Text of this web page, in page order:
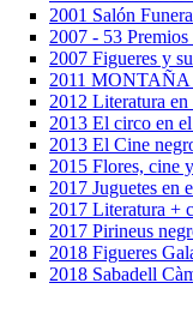
2001 Salón
2007 - 53 Premios
2007 Figueres y
2011 MONTAÑA
2012 Literatura en
2013 El circo en
2013 El Cine
2015 Flores, cine
2017 Juguetes en
2017 Literatura +
2017 Pirineus
2018 Figueres
2018 Sabadell